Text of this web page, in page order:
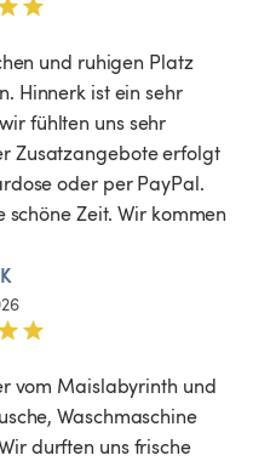
und ruhigen Platz
Hinnerk ist ein sehr
fühlten uns sehr
Zusatzangebote erfolgt
oder per PayPal.
Zeit. Wir kommen
vom Maislabyrinth und
Waschmaschine
durften uns frische